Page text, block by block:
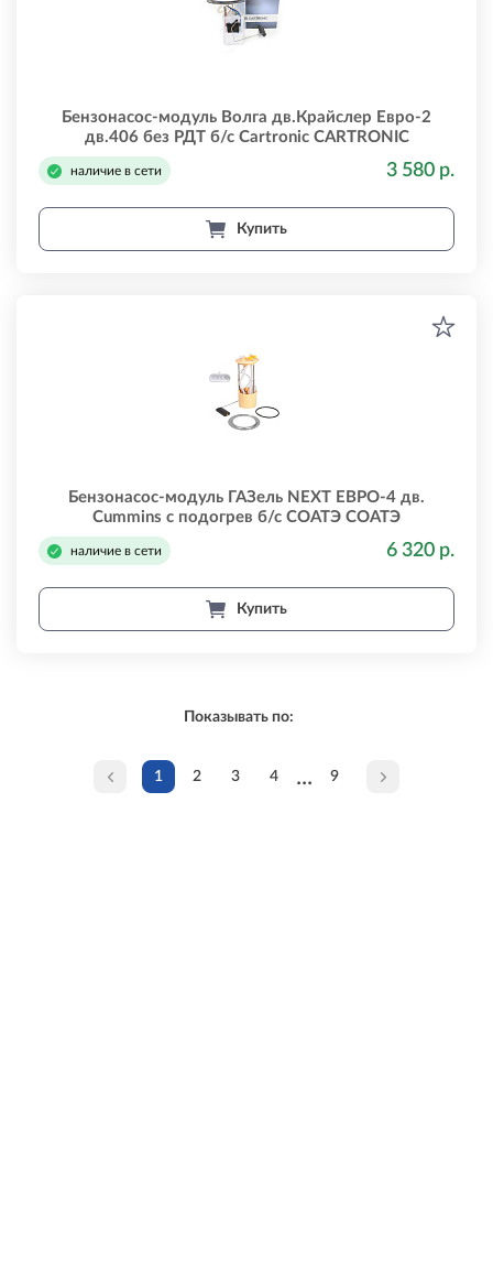
Бензонасос-модуль Волга дв.Крайслер Евро-2
дв.406 без РДТ б/с Cartronic CARTRONIC
наличие в сети 3 580 р.
Купить
Бензонасос-модуль ГАЗель NEXT ЕВРО-4 дв.
Cummins с подогрев б/с СОАТЭ СОАТЭ
наличие в сети 6 320 р.
Купить
Показывать по:
1 2 3 4 ... 9